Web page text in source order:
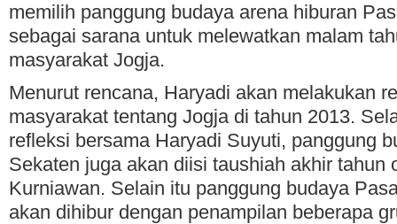
memilih panggung budaya arena hiburan
sebagai sarana untuk melewatkan malam
masyarakat Jogja.
Menurut rencana, Haryadi akan melakukan
masyarakat tentang Jogja di tahun 2013.
refleksi bersama Haryadi Suyuti, panggung
Sekaten juga akan diisi taushiah akhir tahun
Kurniawan. Selain itu panggung budaya
akan dihibur dengan penampilan beberapa